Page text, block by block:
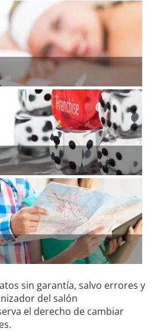
sin garantía, salvo errores y
del salón
el derecho de cambiar